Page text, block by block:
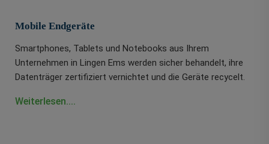
Mobile Endgeräte
Smartphones, Tablets und Notebooks aus Ihrem
Unternehmen in Lingen Ems werden sicher behandelt, ihre
Datenträger zertifiziert vernichtet und die Geräte recycelt.
Weiterlesen....